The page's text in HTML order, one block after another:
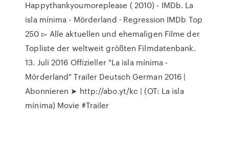
Happythankyoumoreplease ( 2010) - IMDb. La
isla mínima - Mörderland · Regression IMDb Top
250 ▻ Alle aktuellen und ehemaligen Filme der
Topliste der weltweit größten Filmdatenbank.
13. Juli 2016 Offizieller "La isla mínima -
Mörderland" Trailer Deutsch German 2016 |
Abonnieren ➤ http://abo.yt/kc | (OT: La isla
mínima) Movie #Trailer